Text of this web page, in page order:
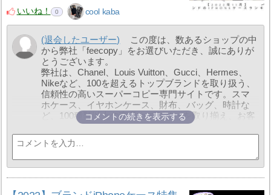
現在、当サイトでは「買一送一」キャンペーンを実
施中です。お得な商品や特別なプレゼントが満載で
す。また、LINEでお友達追加していただいた方に
は、500円分のクーポンをプレゼントいたします。ク
ーポンコードは『Q800』です。どうぞこの機会をお
見逃しなく！
詳しくはこちらをご覧ください:
https://feecopy.com/gift.html
1年10ヶ月前
いいね！
0 cool kaba
(退会したユーザー)
この度は、数あるショップの中
から弊社「feecopy」をお選びいただき、誠にありが
とうございます。
弊社は、Chanel、Louis Vuitton、Gucci、Hermes、
Nikeなど、100を超えるトップブランドを取り扱う、
信頼性の高いスーパーコピー専門サイトです。スマ
ホケース、イヤホンケース、財布、バッグ、時計な
ど、100種類以上の商品カテゴリーを取り揃え、お客
様の多様なファッションニーズにお応えします。
弊社は5000以上の工場と連携し、ブランド商品から
生活雑貨まで、豊富な選択肢をご提供いたします。
また、LINE ID「feecopy」を追加いただくことで、特
別な割引やサービスをお受け取りいただけます。
LINEでお友達追加いただくことで、最安値で商品を
購入できるだけでなく、複数のブランド商品の無料
コメントの続きを表示する